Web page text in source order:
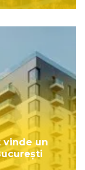
vinde un